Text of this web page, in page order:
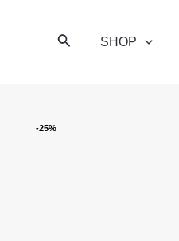
SearchSHOP
-25%